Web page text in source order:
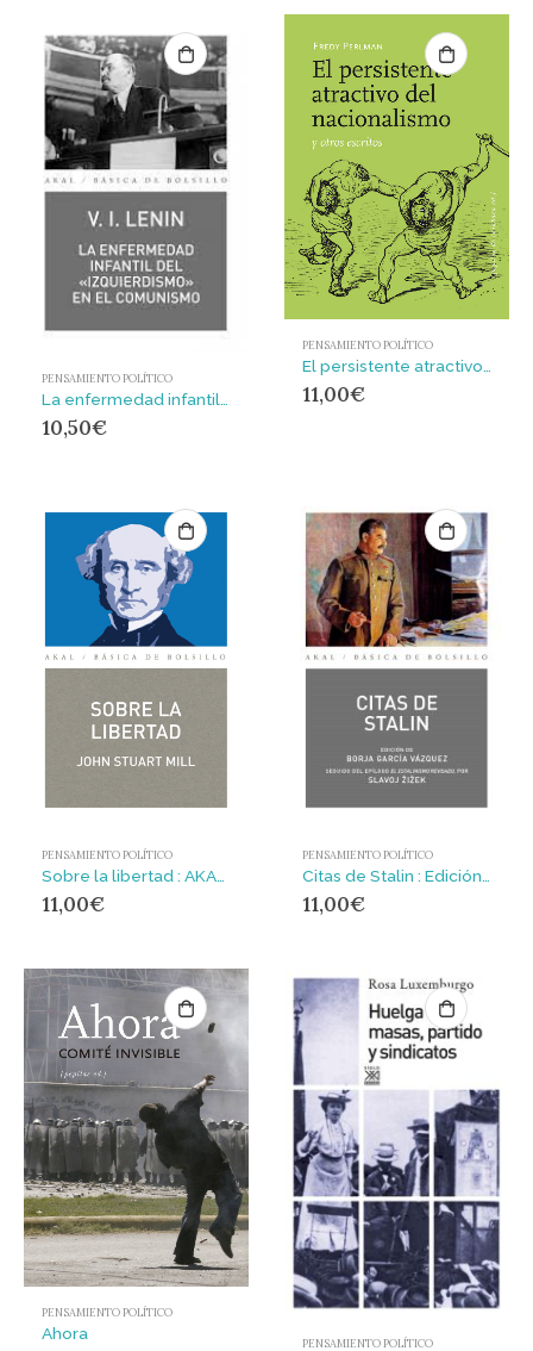
PENSAMIENTO POLÍTICO
10,50€
PENSAMIENTO POLÍTICO
11,00€
PENSAMIENTO POLÍTICO
11,00€
PENSAMIENTO POLÍTICO
Citas de Stalin : Edición de Borja García Vázquez. Seguido de El estalinismo revisado, por Slavoj Žižek
11,00€
PENSAMIENTO POLÍTICO
Ahora
PENSAMIENTO POLÍTICO